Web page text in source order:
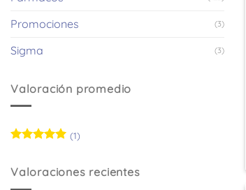
Promociones (3)
Sigma (3)
Valoración promedio
(1)
Valoraciones recientes